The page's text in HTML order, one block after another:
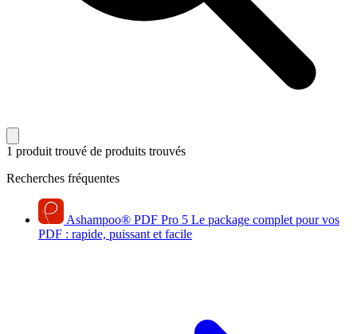
1 produit trouvé de produits trouvés
Recherches fréquentes
Ashampoo® PDF Pro 5 Le package complet pour vos
PDF : rapide, puissant et facile